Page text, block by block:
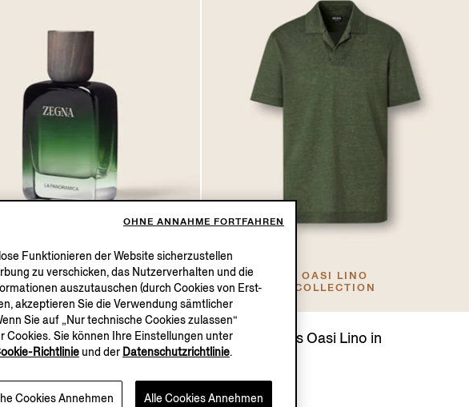
Eau de Parfum
OASI LINO
COLLECTION
Poloshirt aus Oasi Lino in
Tannengrün
€890.00
Funktionieren der Website sicherzustellen
zu verschicken, das Nutzerverhalten und die
auszutauschen (durch Cookies von Erst-
akzeptieren Sie die Verwendung sämtlicher
Sie auf „Nur technische Cookies zulassen“
Cookies. Sie können Ihre Einstellungen unter
Richtlinie und der Datenschutzrichtlinie.
Cookies Annehmen Alle Cookies Annehmen
OHNE ANNAHME FORTFAHREN